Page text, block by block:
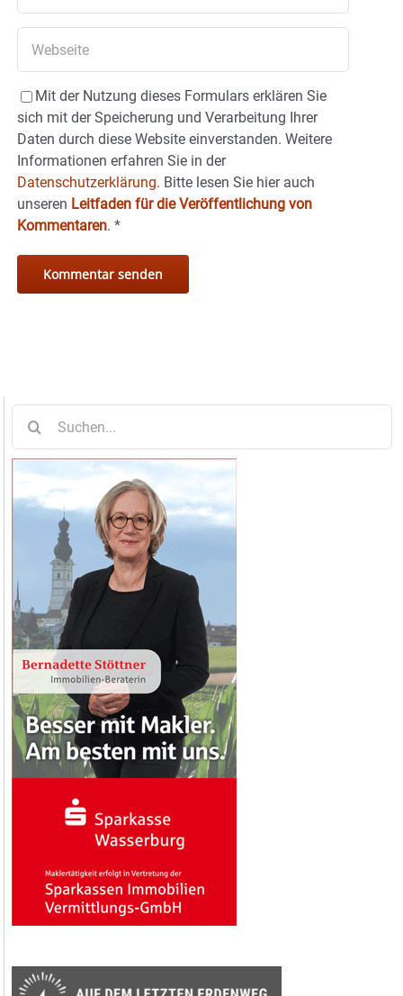
Mit der Nutzung dieses Formulars erklären Sie
sich mit der Speicherung und Verarbeitung Ihrer
Daten durch diese Website einverstanden. Weitere
Informationen erfahren Sie in der
Datenschutzerklärung. Bitte lesen Sie hier auch
unseren Leitfaden für die Veröffentlichung von
Kommentaren. *
nach: